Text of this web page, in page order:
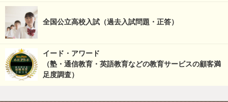
全国公立高校入試（過去入試問題・正答）
イード・アワード
（塾・通信教育・英語教育などの教育サービスの顧客満
足度調査）